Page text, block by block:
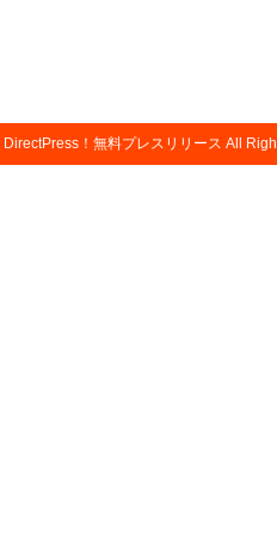
DirectPress！無料プレスリリース All